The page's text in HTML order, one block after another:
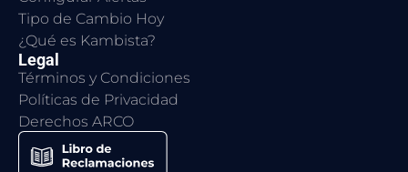
Tipo de Cambio Hoy
¿Qué es Kambista?
Legal
Términos y Condiciones
Políticas de Privacidad
Derechos ARCO